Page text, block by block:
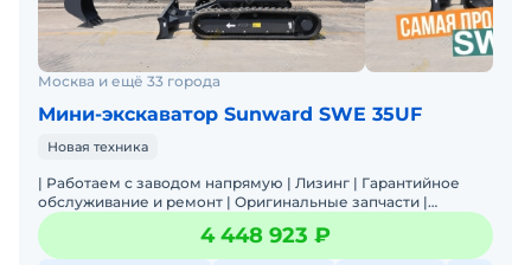
Москва и ещё 33 города
Мини-экскаватор Sunward SWE 35UF
Новая техника
| Работаем с заводом напрямую | Лизинг | Гарантийное
обслуживание и ремонт | Оригинальные запчасти |
Широкая линейка техники| Лучшее соотношение Цена/
Качество |
4 448 923 ₽